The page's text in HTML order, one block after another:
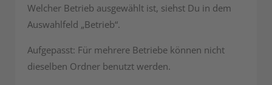
Welcher Betrieb ausgewählt ist, siehst Du in dem
Auswahlfeld „Betrieb“.
Aufgepasst: Für mehrere Betriebe können nicht
dieselben Ordner benutzt werden.